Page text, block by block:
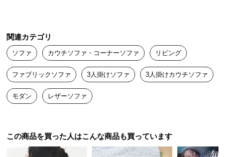
に
つ
い
て
開
梱
サ
硬さは柔らかすぎず硬すぎず、ちょうど良いです！
フレーム以外の各パーツが外して洗えるのが非常に便利です。価
格的にもお勧めできる商品です！
関連カテゴリ
ソファ カウチソファ・コーナーソファ リビング
ファブリックソファ 3人掛けソファ 3人掛けカウチソファ
モダン レザーソファ
この商品を買った人はこんな商品も買っています